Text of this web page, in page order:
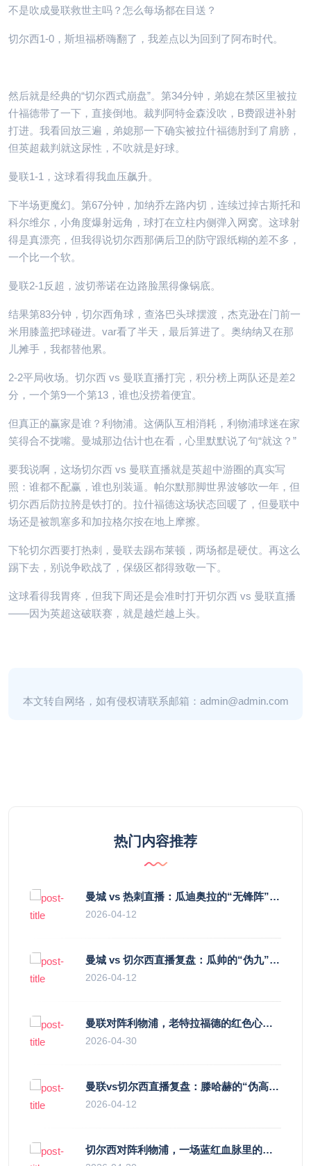
不是吹成曼联救世主吗？怎么每场都在目送？
切尔西1-0，斯坦福桥嗨翻了，我差点以为回到了阿布时代。
然后就是经典的“切尔西式崩盘”。第34分钟，弟媳在禁区里被拉
什福德带了一下，直接倒地。裁判阿特金森没吹，B费跟进补射
打进。我看回放三遍，弟媳那一下确实被拉什福德肘到了肩膀，
但英超裁判就这尿性，不吹就是好球。
曼联1-1，这球看得我血压飙升。
下半场更魔幻。第67分钟，加纳乔左路内切，连续过掉古斯托和
科尔维尔，小角度爆射远角，球打在立柱内侧弹入网窝。这球射
得是真漂亮，但我得说切尔西那俩后卫的防守跟纸糊的差不多，
一个比一个软。
曼联2-1反超，波切蒂诺在边路脸黑得像锅底。
结果第83分钟，切尔西角球，查洛巴头球摆渡，杰克逊在门前一
米用膝盖把球碰进。var看了半天，最后算进了。奥纳纳又在那
儿摊手，我都替他累。
2-2平局收场。切尔西 vs 曼联直播打完，积分榜上两队还是差2
分，一个第9一个第13，谁也没捞着便宜。
但真正的赢家是谁？利物浦。这俩队互相消耗，利物浦球迷在家
笑得合不拢嘴。曼城那边估计也在看，心里默默说了句“就这？”
要我说啊，这场切尔西 vs 曼联直播就是英超中游圈的真实写
照：谁都不配赢，谁也别装逼。帕尔默那脚世界波够吹一年，但
切尔西后防拉胯是铁打的。拉什福德这场状态回暖了，但曼联中
场还是被凯塞多和加拉格尔按在地上摩擦。
下轮切尔西要打热刺，曼联去踢布莱顿，两场都是硬仗。再这么
踢下去，别说争欧战了，保级区都得致敬一下。
这球看得我胃疼，但我下周还是会准时打开切尔西 vs 曼联直播
——因为英超这破联赛，就是越烂越上头。
本文转自网络，如有侵权请联系邮箱：admin@admin.com
热门内容推荐
曼城 vs 热刺直播：瓜迪奥拉的“无锋阵”是天才设计还是自废武功？
2026-04-12
曼城 vs 切尔西直播复盘：瓜帅的“伪九”陷阱，如何绞杀蓝军的“三中卫”？
2026-04-12
曼联对阵利物浦，老特拉福德的红色心跳与蓝色暗涌
2026-04-30
曼联vs切尔西直播复盘：滕哈赫的“伪高位”与波切蒂诺的“无锋阵”，谁更拧巴？
2026-04-12
切尔西对阵利物浦，一场蓝红血脉里的恩怨与忠诚